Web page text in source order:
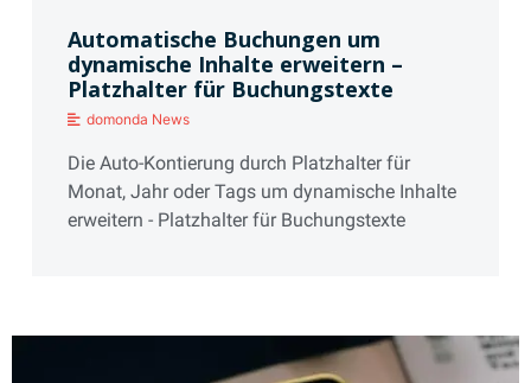
Automatische Buchungen um
dynamische Inhalte erweitern –
Platzhalter für Buchungstexte
domonda News
Die Auto-Kontierung durch Platzhalter für
Monat, Jahr oder Tags um dynamische Inhalte
erweitern - Platzhalter für Buchungstexte